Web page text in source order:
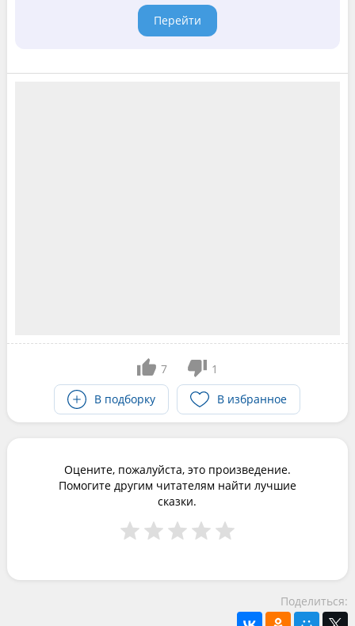
Перейти
7
1
В подборку
В избранное
Оцените, пожалуйста, это произведение.
Помогите другим читателям найти лучшие
сказки.
Поделиться: